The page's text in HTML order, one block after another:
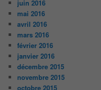
juin 2016
mai 2016
avril 2016
mars 2016
février 2016
janvier 2016
décembre 2015
novembre 2015
octobre 2015